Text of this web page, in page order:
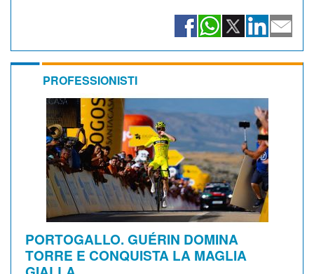
PROFESSIONISTI
PORTOGALLO. GUÉRIN DOMINA
TORRE E CONQUISTA LA MAGLIA